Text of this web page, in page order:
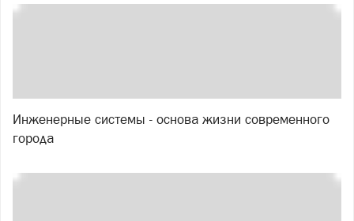
Инженерные системы - основа жизни современного
города